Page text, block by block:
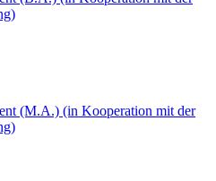
(M.A.) (in Kooperation mit der